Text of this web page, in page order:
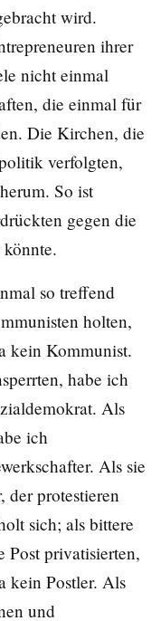
wird.
ihrer
nicht einmal
die einmal für
Die Kirchen, die
verfolgten,
So ist
gegen die
so treffend
holten,
kein Kommunist.
habe ich
Als
ich
Als sie
der protestieren
sich; als bittere
Post privatisierten,
kein Postler. Als
und